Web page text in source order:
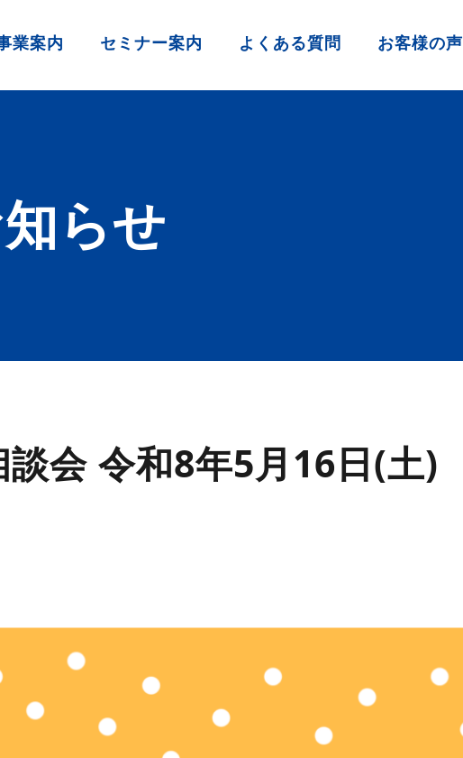
業案内 セミナー案内 よくある質問 お客様の声
らせ
会 令和8年5月16日(土)